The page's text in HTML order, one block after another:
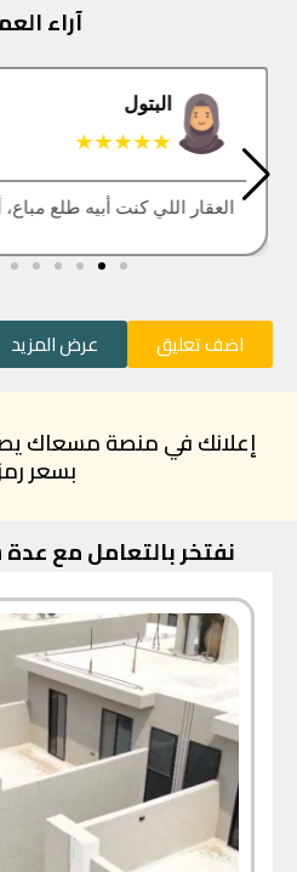
آراء
البتول
★★★★★
العقار اللي كنت أبيه طلع مباع،
اضف تعليق عرض المزيد
إعلانك في منصة مسعاك
بسعر
نفتخر بالتعامل مع